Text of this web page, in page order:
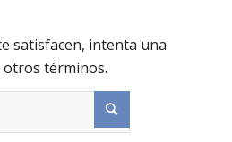
satisfacen, intenta una
otros términos.